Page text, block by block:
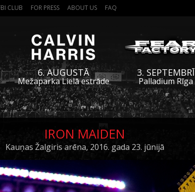
CLUB FOR PRESS ABOUT US FAQ
6. AUGUSTĀ
Mežaparka Lielā estrāde
3. SEPTEMBRĪ
Palladium Rīga
IRON MAIDEN
Kauņas Žalgiris arēna, 2016. gada 23. jūnijā